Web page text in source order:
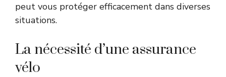
peut vous protéger efficacement dans diverses
situations.
La nécessité d’une assurance
vélo